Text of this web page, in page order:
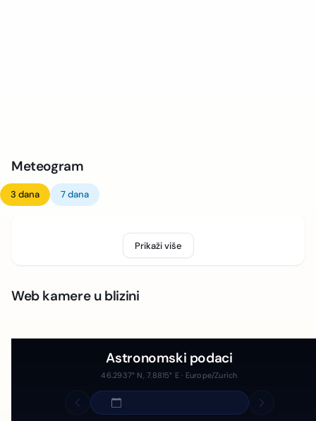
Meteogram
3 dana 7 dana
Prikaži više
Web kamere u blizini
Astronomski podaci
46.2937° N, 7.8815° E · Europe/Zurich